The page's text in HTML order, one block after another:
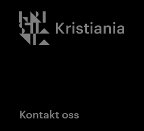
Kristiania logo
Kontakt oss